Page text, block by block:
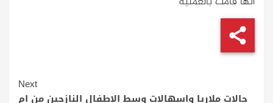
Next
حالات ملاريا واسهالات وسط الاطفال النازحين من ام